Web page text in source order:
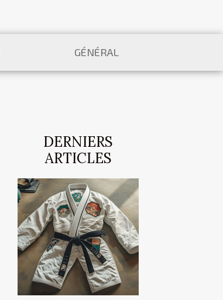
GÉNÉRAL
DERNIERS
ARTICLES